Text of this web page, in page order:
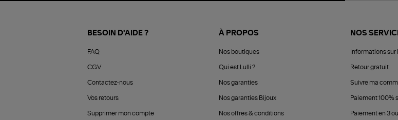
BESOIN D'AIDE ?
FAQ
CGV
Contactez-nous
Vos retours
Supprimer mon compte
À PROPOS
Nos boutiques
Qui est Lulli ?
Nos garanties
Nos garanties Bijoux
Nos offres & conditions
NOS
Informations sur
Retour gratuit
Suivre ma
Paiement 100%
Paiement en 3